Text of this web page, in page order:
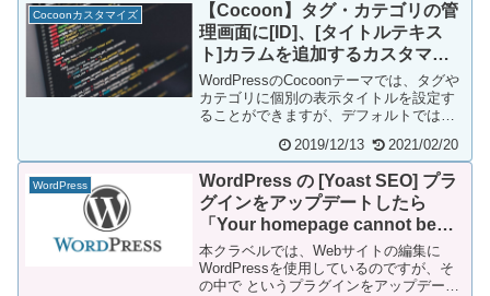
Cocoonカスタマイズ
【Cocoon】タグ・カテゴリの管
理画面に[ID]、[タイトルテキス
ト]カラムを追加するカスタマイ
ズ
WordPressのCocoonテーマでは、タグや
カテゴリに個別の表示タイトルを設定す
ることができますが、デフォルトでは管
2019/12/13 2021/02/20
WordPress
WordPress の [Yoast SEO] プラ
グインをアップデートしたら
「Your homepage cannot be
indexed by search engines.」の
エラーメッセージが表示される
本クラベルでは、Webサイトの編集に
WordPressを使用しているのですが、そ
の中で というプラグインをアップデート